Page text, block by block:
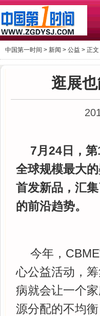
中国第一时间 > 新闻 > 公益 > 正文
逛展
7月24日，
全球规模最大
首发新品，汇
的前沿趋势。
今年，
心公益活动，
病就会让一个
源分配的不均